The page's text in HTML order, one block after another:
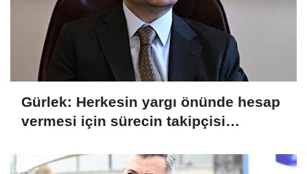
Gürlek: Herkesin yargı önünde hesap
vermesi için sürecin takipçisi